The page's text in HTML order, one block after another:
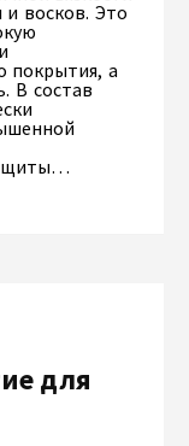
и восков. Это
покрытия, а
В состав
для